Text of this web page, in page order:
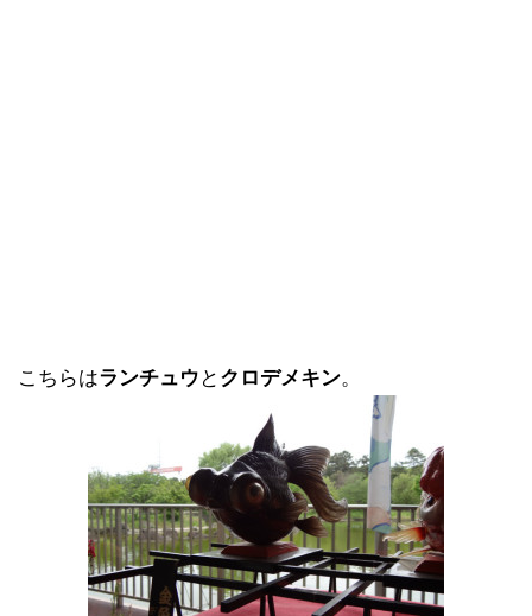
こちらはランチュウ と クロデメキン。